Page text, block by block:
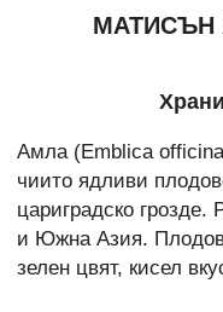
МАТИСЪН
Амла (Emblica
чиито ядливи
цариградско грозде.
и Южна Азия.
зелен цвят, кисел